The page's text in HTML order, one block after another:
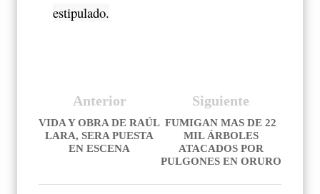
estipulado.
Siguiente
FUMIGAN MAS DE 22
MIL ÁRBOLES
ATACADOS POR
PULGONES EN ORURO
Anterior
VIDA Y OBRA DE RAÚL
LARA, SERA PUESTA
EN ESCENA